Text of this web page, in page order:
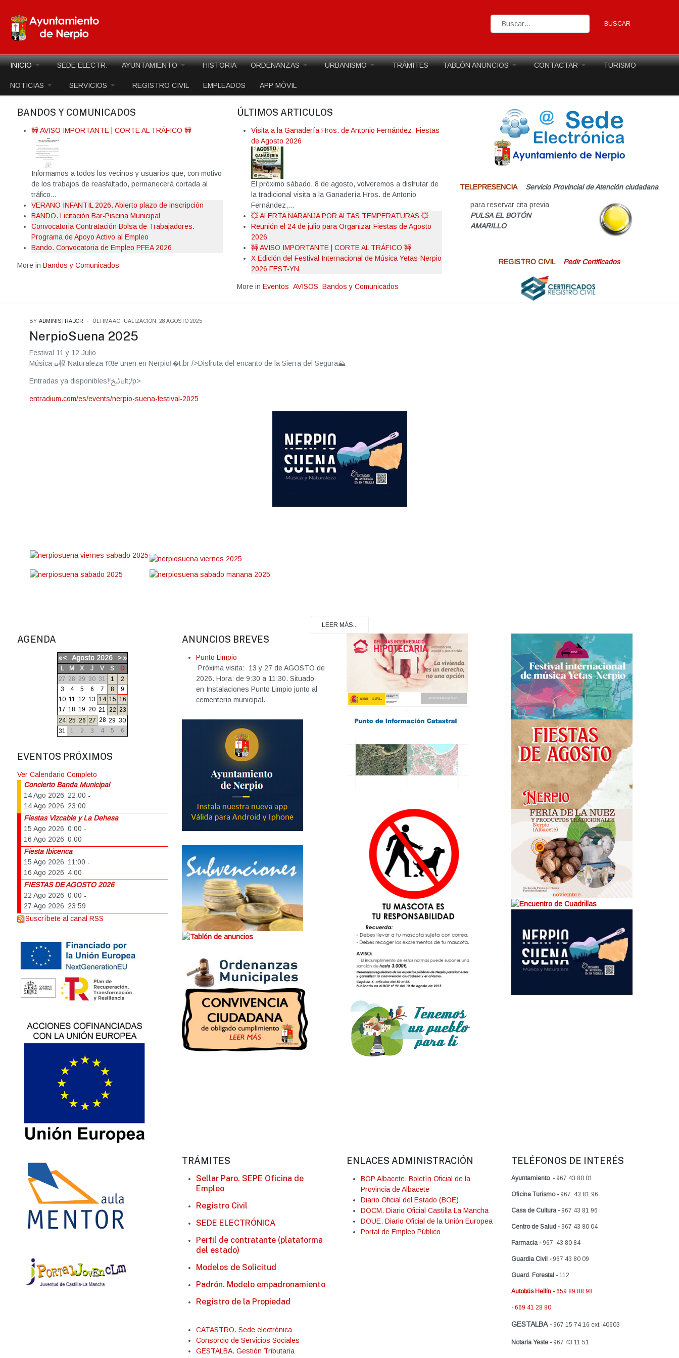
BUSCAR
INICIO SEDE ELECTR. AYUNTAMIENTO HISTORIA ORDENANZAS URBANISMO TRÁMITES TABLÓN ANUNCIOS CONTACTAR TURISMO
NOTICIAS SERVICIOS REGISTRO CIVIL EMPLEADOS APP MÓVIL
BANDOS Y COMUNICADOS
🚧 AVISO IMPORTANTE | CORTE AL TRÁFICO 🚧
Informamos a todos los vecinos y usuarios que, con motivo
de los trabajos de reasfaltado, permanecerá cortada al
tráfico...
VERANO INFANTIL 2026. Abierto plazo de inscripción
BANDO. Licitación Bar-Piscina Municipal
Convocatoria Contratación Bolsa de Trabajadores.
Programa de Apoyo Activo al Empleo
Bando. Convocatoria de Empleo PFEA 2026
More in Bandos y Comunicados
ÚLTIMOS ARTICULOS
Visita a la Ganadería Hros. de Antonio Fernández. Fiestas
de Agosto 2026
El próximo sábado, 8 de agosto, volveremos a disfrutar de
la tradicional visita a la Ganadería Hros. de Antonio
Fernández,...
💥 ALERTA NARANJA POR ALTAS TEMPERATURAS 💥
Reunión el 24 de julio para Organizar Fiestas de Agosto
2026
🚧 AVISO IMPORTANTE | CORTE AL TRÁFICO 🚧
X Edición del Festival Internacional de Música Yetas-Nerpio
2026 FEST-YN
More in Eventos AVISOS Bandos y Comunicados
TELEPRESENCIA Servicio Provincial de Atención ciudadana
para reservar cita previa
PULSA EL BOTÓN
AMARILLO
REGISTRO CIVIL Pedir Certificados
BY ADMINISTRADOR ÚLTIMA ACTUALIZACIÓN: 28 AGOSTO 2025
NerpioSuena 2025
Festival 11 y 12 Julio
Música ߎ根 Naturaleza ߌ᠓e unen en Nerpioߓ�t;br />Disfruta del encanto de la Sierra del Segura⛰️
Entradas ya disponibles‼️ߎﯸﺦlt;/p>
entradium.com/es/events/nerpio-suena-festival-2025
LEER MÁS...
AGENDA
«< Agosto 2026 >»
L M X J V S
D
27 28 29 30 31 1
2
3
4 5 6 7 8
9
10 11 12 13 14 15 16
17 18 19 20 21 22 23
24 25 26 27 28 29 30
31
1 2 3 4 5 6
EVENTOS PRÓXIMOS
Ver Calendario Completo
Concierto Banda Municipal
14 Ago 2026 22:00 -
14 Ago 2026 23:00
Fiestas Vizcable y La Dehesa
15 Ago 2026 0:00 -
16 Ago 2026 0:00
Fiesta Ibicenca
15 Ago 2026 11:00 -
16 Ago 2026 4:00
FIESTAS DE AGOSTO 2026
22 Ago 2026 0:00 -
27 Ago 2026 23:59
Suscríbete al canal RSS
ANUNCIOS BREVES
Punto Limpio
Próxima visita: 13 y 27 de AGOSTO de
2026. Hora: de 9:30 a 11:30. Situado
en Instalaciones Punto Limpio junto al
cementerio municipal.
TRÁMITES
Sellar Paro. SEPE Oficina de
Empleo
Registro Civil
SEDE ELECTRÓNICA
Perfil de contratante (plataforma
del estado)
Modelos de Solicitud
Padrón. Modelo empadronamiento
Registro de la Propiedad
CATASTRO. Sede electrónica
Consorcio de Servicios Sociales
GESTALBA. Gestión Tributaria
ENLACES ADMINISTRACIÓN
BOP Albacete. Boletín Oficial de la
Provincia de Albacete
Diario Oficial del Estado (BOE)
DOCM. Diario Oficial Castilla La Mancha
DOUE. Diario Oficial de la Unión Europea
Portal de Empleo Público
TELÉFONOS DE INTERÉS
Ayuntamiento -967 43 80 01
Oficina Turismo -967 43 81 96
Casa de Cultura -967 43 81 96
Centro de Salud -967 43 80 04
Farmacia -967 43 80 84
Guardia Civil -967 43 80 09
Guard. Forestal -112
Autobús Hellín -659 89 88 98
- 669 41 28 80
GESTALBA -967 15 74 16 ext. 40603
Notaría Yeste -967 43 11 51